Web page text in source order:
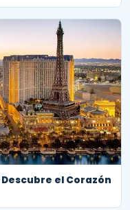
el Corazón